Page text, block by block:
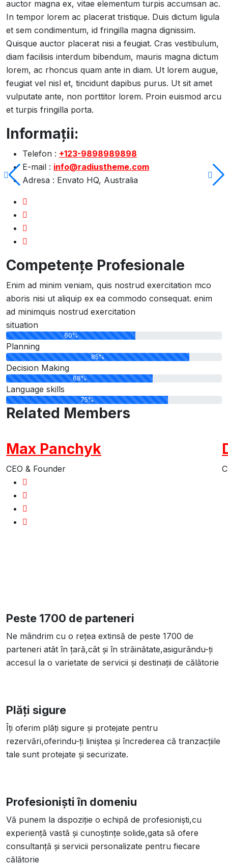
auctor magna ex, vitae elementum turpis accumsan ac.
In tempor lorem ac placerat tristique. Duis dictum ligula
et sem condimentum, id fringilla magna dignissim.
Quisque auctor placerat nisi a feugiat. Cras vestibulum,
diam facilisis interdum bibendum, mauris magna dictum
lorem, ac rhoncus quam ante in diam. Ut lorem augue,
feugiat vel nisl et, tincidunt dapibus purus. Ut sit amet
vulputate ante, non porttitor lorem. Proin euismod arcu
et turpis fringilla porta.
Informații:
Telefon : +123-9898989898
E-mail : info@radiustheme.com
Adresa : Envato HQ, Australia
Competențe Profesionale
Enim ad minim veniam, quis nostrud exercitation mco
aboris nisi ut aliquip ex ea commodo consequat. enim
ad minimquis nostrud exercitation
situation
60%
Planning
85%
Decision Making
68%
Language skills
75%
Related Members
Max Panchyk
CEO & Founder
Peste 1700 de parteneri
Ne mândrim cu o rețea extinsă de peste 1700 de
parteneri atât în țară,cât și în străinătate,asigurându-ți
accesul la o varietate de servicii și destinații de călătorie
Plăți sigure
Îți oferim plăți sigure și protejate pentru
rezervări,oferindu-ți liniștea și încrederea că tranzacțiile
tale sunt protejate și securizate.
Profesioniști în domeniu
Vă punem la dispoziție o echipă de profesioniști,cu
experiență vastă și cunoștințe solide,gata să ofere
consultanță și servicii personalizate pentru fiecare
călătorie